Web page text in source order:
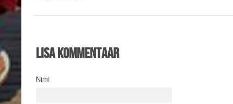
Lisa kommentaar
Nimi